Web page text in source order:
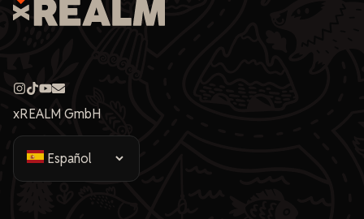
xREALM GmbH